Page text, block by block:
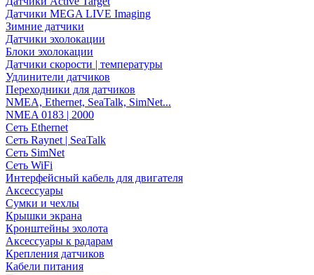
Датчики MEGA LIVE Imaging
Зимние датчики
Датчики эхолокации
Блоки эхолокации
Датчики скорости | температуры
Удлинители датчиков
Переходники для датчиков
NMEA, Ethernet, SeaTalk, SimNet...
NMEA 0183 | 2000
Сеть Ethernet
Сеть Raynet | SeaTalk
Сеть SimNet
Сеть WiFi
Интерфейсный кабель для двигателя
Аксессуары
Сумки и чехлы
Крышки экрана
Кронштейны эхолота
Аксессуары к радарам
Крепления датчиков
Кабели питания